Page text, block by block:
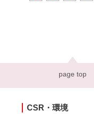
page top
CSR・環境